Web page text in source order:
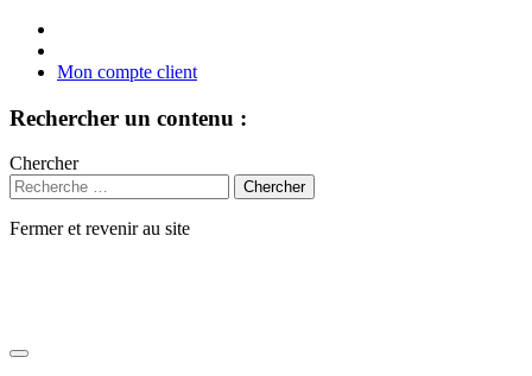
Mon compte client
Rechercher un contenu :
Chercher
Fermer et revenir au site